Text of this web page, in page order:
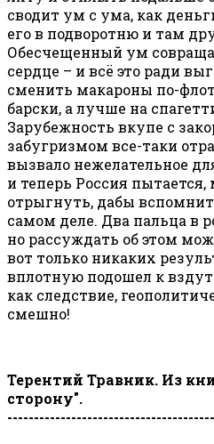
сводит ум с ума, как
его в подворотню и там
Обесчещенный ум
сердце – и всё это ради
сменить макароны по-
барски, а лучше на
Зарубежность вкупе с
забугризмом все-таки
вызвало нежелательное
и теперь Россия пытается,
отрыгнуть, дабы
самом деле. Два пальца в
но рассуждать об этом
вот только никаких
вплотную подошел к
как следствие,
смешно!
Терентий Травник. Из
сторону".